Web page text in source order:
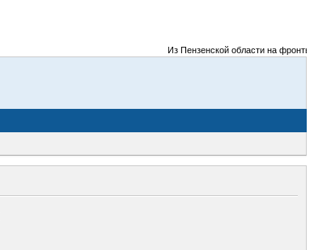
Из Пензенской области на фронты